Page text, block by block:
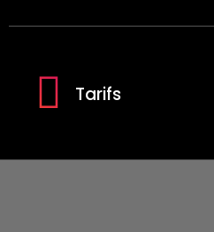
Tarifs